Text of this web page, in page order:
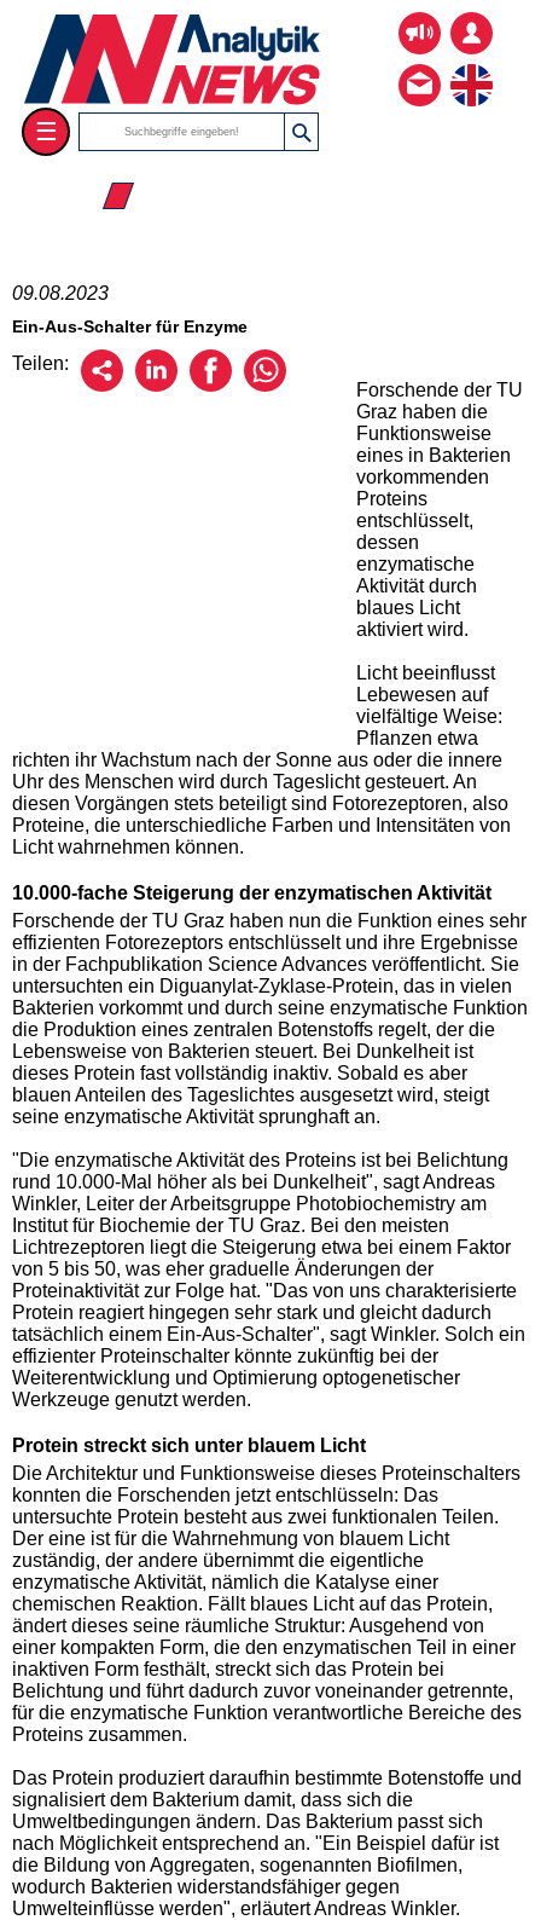
☰
☰ 2023
09.08.2023
Ein-Aus-Schalter für Enzyme
Teilen:
Forschende der TU
Graz haben die
Funktionsweise
eines in Bakterien
vorkommenden
Proteins
entschlüsselt,
dessen
enzymatische
Aktivität durch
blaues Licht
aktiviert wird.
Licht beeinflusst
Lebewesen auf
vielfältige Weise:
Pflanzen etwa
richten ihr Wachstum nach der Sonne aus oder die innere
Uhr des Menschen wird durch Tageslicht gesteuert. An
diesen Vorgängen stets beteiligt sind Fotorezeptoren, also
Proteine, die unterschiedliche Farben und Intensitäten von
Licht wahrnehmen können.
10.000-fache Steigerung der enzymatischen Aktivität
Forschende der TU Graz haben nun die Funktion eines sehr
effizienten Fotorezeptors entschlüsselt und ihre Ergebnisse
in der Fachpublikation Science Advances veröffentlicht. Sie
untersuchten ein Diguanylat-Zyklase-Protein, das in vielen
Bakterien vorkommt und durch seine enzymatische Funktion
die Produktion eines zentralen Botenstoffs regelt, der die
Lebensweise von Bakterien steuert. Bei Dunkelheit ist
dieses Protein fast vollständig inaktiv. Sobald es aber
blauen Anteilen des Tageslichtes ausgesetzt wird, steigt
seine enzymatische Aktivität sprunghaft an.
"Die enzymatische Aktivität des Proteins ist bei Belichtung
rund 10.000-Mal höher als bei Dunkelheit", sagt Andreas
Winkler, Leiter der Arbeitsgruppe Photobiochemistry am
Institut für Biochemie der TU Graz. Bei den meisten
Lichtrezeptoren liegt die Steigerung etwa bei einem Faktor
von 5 bis 50, was eher graduelle Änderungen der
Proteinaktivität zur Folge hat. "Das von uns charakterisierte
Protein reagiert hingegen sehr stark und gleicht dadurch
tatsächlich einem Ein-Aus-Schalter", sagt Winkler. Solch ein
effizienter Proteinschalter könnte zukünftig bei der
Weiterentwicklung und Optimierung optogenetischer
Werkzeuge genutzt werden.
Protein streckt sich unter blauem Licht
Die Architektur und Funktionsweise dieses Proteinschalters
konnten die Forschenden jetzt entschlüsseln: Das
untersuchte Protein besteht aus zwei funktionalen Teilen.
Der eine ist für die Wahrnehmung von blauem Licht
zuständig, der andere übernimmt die eigentliche
enzymatische Aktivität, nämlich die Katalyse einer
chemischen Reaktion. Fällt blaues Licht auf das Protein,
ändert dieses seine räumliche Struktur: Ausgehend von
einer kompakten Form, die den enzymatischen Teil in einer
inaktiven Form festhält, streckt sich das Protein bei
Belichtung und führt dadurch zuvor voneinander getrennte,
für die enzymatische Funktion verantwortliche Bereiche des
Proteins zusammen.
Das Protein produziert daraufhin bestimmte Botenstoffe und
signalisiert dem Bakterium damit, dass sich die
Umweltbedingungen ändern. Das Bakterium passt sich
nach Möglichkeit entsprechend an. "Ein Beispiel dafür ist
die Bildung von Aggregaten, sogenannten Biofilmen,
wodurch Bakterien widerstandsfähiger gegen
Umwelteinflüsse werden", erläutert Andreas Winkler.